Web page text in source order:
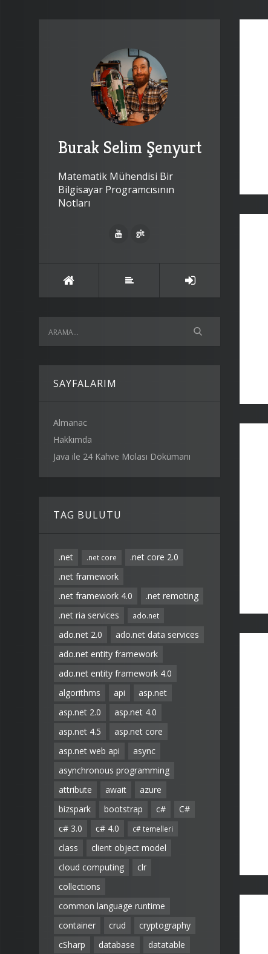
Burak Selim Şenyurt
Matematik Mühendisi Bir
Bilgisayar Programcısının
Notları
SAYFALARIM
Almanac
Hakkımda
Java ile 24 Kahve Molası Dökümanı
TAG BULUTU
.net .net core
.net core 2.0
.net framework
.net framework 4.0
.net remoting
.net ria services
ado.net
ado.net 2.0
ado.net data services
ado.net entity framework
ado.net entity framework 4.0
algorithms
api
asp.net
asp.net 2.0
asp.net 4.0
asp.net 4.5
asp.net core
asp.net web api
async
asynchronous programming
attribute
await
azure
bizspark
bootstrap c#
C#
c# 3.0
c# 4.0 c# temelleri
class
client object model
cloud computing
clr
collections
common language runtime
container
crud
cryptography
cSharp
database
datatable